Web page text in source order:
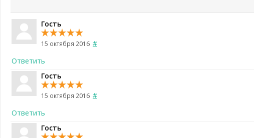
Гость
15 октября 2016 #
Ответить
Гость
15 октября 2016 #
Ответить
Гость